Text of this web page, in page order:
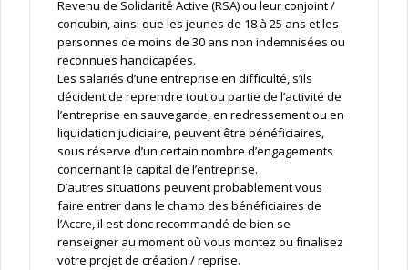
Revenu de Solidarité Active (RSA) ou leur conjoint /
concubin, ainsi que les jeunes de 18 à 25 ans et les
personnes de moins de 30 ans non indemnisées ou
reconnues handicapées.
Les salariés d’une entreprise en difficulté, s’ils
décident de reprendre tout ou partie de l’activité de
l’entreprise en sauvegarde, en redressement ou en
liquidation judiciaire, peuvent être bénéficiaires,
sous réserve d’un certain nombre d’engagements
concernant le capital de l’entreprise.
D’autres situations peuvent probablement vous
faire entrer dans le champ des bénéficiaires de
l’Accre, il est donc recommandé de bien se
renseigner au moment où vous montez ou finalisez
votre projet de création / reprise.